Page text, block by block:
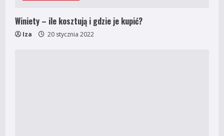
i
n
Winiety – ile kosztują i gdzie je kupić?
Iza 20 stycznia 2022